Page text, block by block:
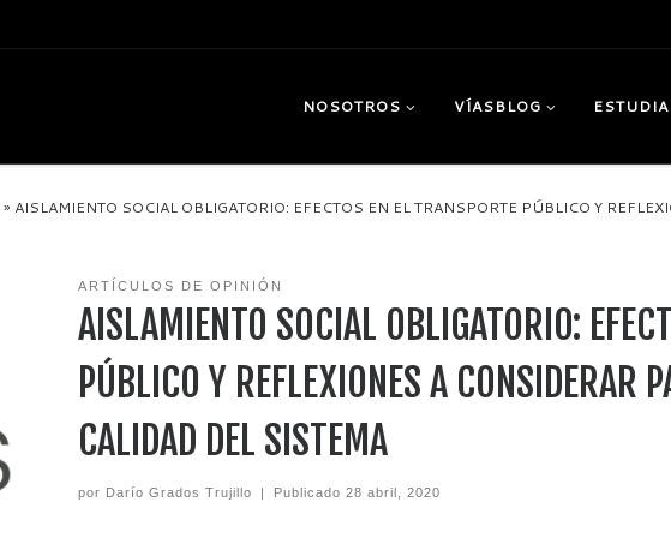
NOSOTROS VÍASBLOG
» AISLAMIENTO SOCIAL OBLIGATORIO: EFECTOS EN EL TRANSPORTE PÚBLICO Y
ARTÍCULOS DE OPINIÓN
AISLAMIENTO SOCIAL OBLIGATORIO:
PÚBLICO Y REFLEXIONES A CONSIDERAR
CALIDAD DEL SISTEMA
por Darío Grados Trujillo Publicado 28 abril, 2020